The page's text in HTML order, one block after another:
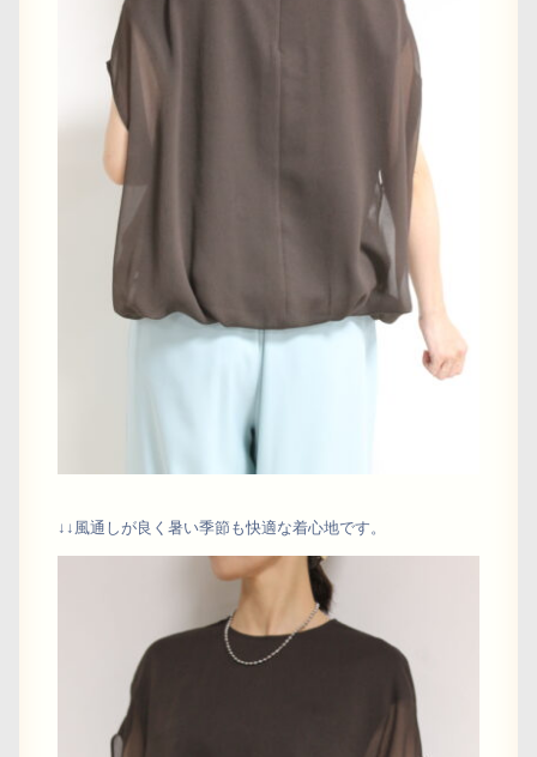
↓↓風通しが良く暑い季節も快適な着心地です。